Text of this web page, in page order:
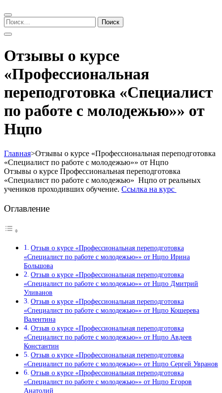
Найти:
Отзывы о курсе
«Профессиональная
переподготовка «Специалист
по работе с молодежью»» от
Нцпо
Главная>Отзывы о курсе «Профессиональная переподготовка
«Специалист по работе с молодежью»» от Нцпо
Отзывы о курсе Профессиональная переподготовка
«Специалист по работе с молодежью» Нцпо от реальных
учеников проходивших обучение. Ссылка на курс
Оглавление
Отзыв о курсе «Профессиональная переподготовка
«Специалист по работе с молодежью»» от Нцпо Ирина
Большова
Отзыв о курсе «Профессиональная переподготовка
«Специалист по работе с молодежью»» от Нцпо Дмитрий
Уливанов
Отзыв о курсе «Профессиональная переподготовка
«Специалист по работе с молодежью»» от Нцпо Кошерева
Валентина
Отзыв о курсе «Профессиональная переподготовка
«Специалист по работе с молодежью»» от Нцпо Авдеев
Константин
Отзыв о курсе «Профессиональная переподготовка
«Специалист по работе с молодежью»» от Нцпо Сергей Увранов
Отзыв о курсе «Профессиональная переподготовка
«Специалист по работе с молодежью»» от Нцпо Егоров
Анатолий